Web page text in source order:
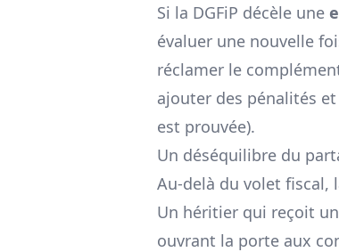
Si la DGFiP décèle une
évaluer une nouvelle
réclamer le
ajouter des pénalités
est prouvée).
Un déséquilibre du
Au-delà du volet fiscal,
Un héritier qui reçoit
ouvrant la porte aux